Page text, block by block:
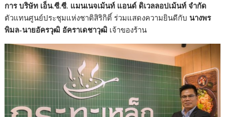
การ บริษัท เอ็น.ซี.ซี. แมนเนจเม้นท์ แอนด์ ดิเวลลอปเม้นท์ จำกัด
ตัวแทนศูนย์ประชุมแห่งชาติสิริกิติ์ ร่วมแสดงความยินดีกับ นางพร
พิมล-นายอัครวุฒิ อัคราเดชาวุฒิ เจ้าของร้าน